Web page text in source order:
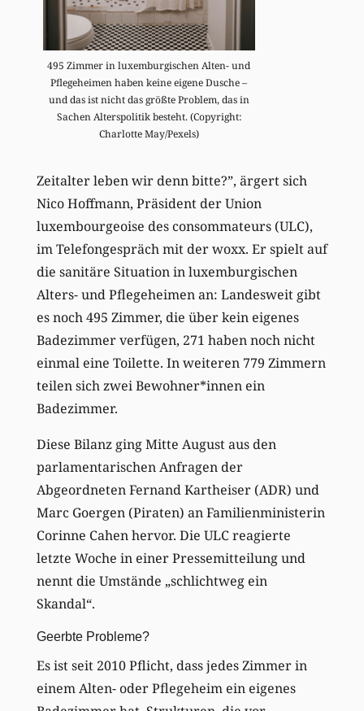
495 Zimmer in luxemburgischen Alten- und
Pflegeheimen haben keine eigene Dusche –
und das ist nicht das größte Problem, das in
Sachen Alterspolitik besteht. (Copyright:
Charlotte May/Pexels)
Zeitalter leben wir denn bitte?”, ärgert sich
Nico Hoffmann, Präsident der Union
luxembourgeoise des consommateurs (ULC),
im Telefongespräch mit der woxx. Er spielt auf
die sanitäre Situation in luxemburgischen
Alters- und Pflegeheimen an: Landesweit gibt
es noch 495 Zimmer, die über kein eigenes
Badezimmer verfügen, 271 haben noch nicht
einmal eine Toilette. In weiteren 779 Zimmern
teilen sich zwei Bewohner*innen ein
Badezimmer.
Diese Bilanz ging Mitte August aus den
parlamentarischen Anfragen der
Abgeordneten Fernand Kartheiser (ADR) und
Marc Goergen (Piraten) an Familienministerin
Corinne Cahen hervor. Die ULC reagierte
letzte Woche in einer Pressemitteilung und
nennt die Umstände „schlichtweg ein
Skandal“.
Geerbte Probleme?
Es ist seit 2010 Pflicht, dass jedes Zimmer in
einem Alten- oder Pflegeheim ein eigenes